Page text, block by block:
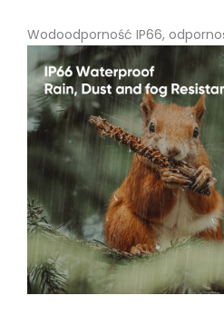
Wodoodporność IP66,